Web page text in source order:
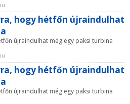
hogy hétfőn újraindulhat
újraindulhat még egy paksi turbina
hogy hétfőn újraindulhat
újraindulhat még egy paksi turbina